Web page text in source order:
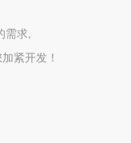
需求,
紧开发！